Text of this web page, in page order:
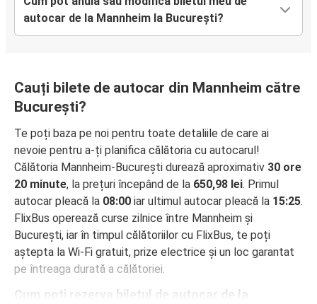
autocar de la Mannheim la București?
Cauți bilete de autocar din Mannheim către
București?
Te poți baza pe noi pentru toate detaliile de care ai
nevoie pentru a-ți planifica călătoria cu autocarul!
Călătoria Mannheim-București durează aproximativ 30 ore
20 minute, la prețuri începând de la 650,98 lei. Primul
autocar pleacă la 08:00 iar ultimul autocar pleacă la 15:25.
FlixBus operează curse zilnice între Mannheim și
București, iar în timpul călătoriilor cu FlixBus, te poți
aștepta la Wi-Fi gratuit, prize electrice și un loc garantat
pe întreaga durată a călătoriei.
Cum poți rezerva biletul de autocar de la